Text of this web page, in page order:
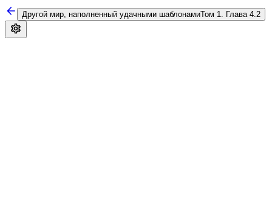
Другой мир, наполненный удачными шаблонамиТом 1. Глава 4.2